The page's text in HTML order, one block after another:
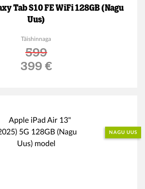
Tab S10 FE WiFi 128GB (Nagu
Uus)
Täishinnaga
599
Soodushind
399 €
NAGU UUS